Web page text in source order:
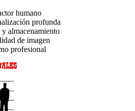
humano
profunda
almacenamiento
de imagen
profesional